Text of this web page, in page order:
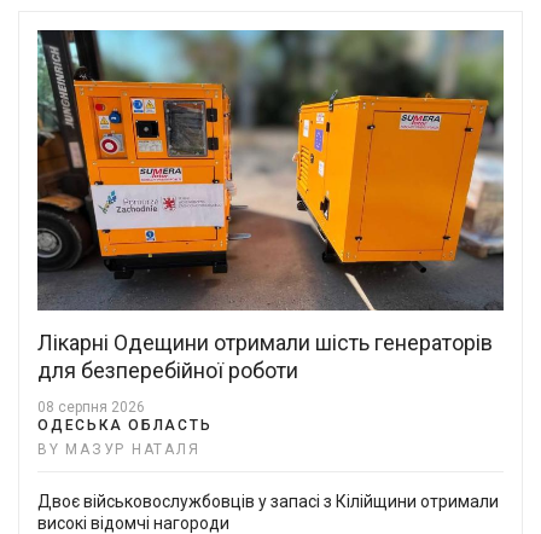
Лікарні Одещини отримали шість генераторів
для безперебійної роботи
08 серпня 2026
ОДЕСЬКА ОБЛАСТЬ
BY МАЗУР НАТАЛЯ
Двоє військовослужбовців у запасі з Кілійщини отримали
високі відомчі нагороди